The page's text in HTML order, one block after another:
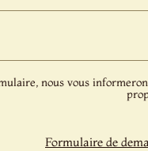
nous vous
Formulaire de